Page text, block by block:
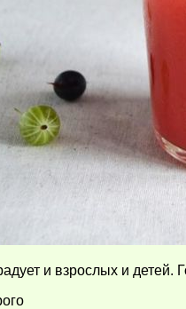
и взрослых и детей.